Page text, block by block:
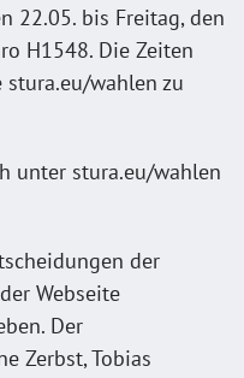
22.05. bis Freitag, den
H1548. Die Zeiten
wahlen zu
unter stura.eu/wahlen
der
Webseite
Der
Zerbst, Tobias